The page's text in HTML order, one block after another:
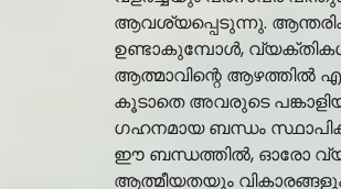
ആവശ്യപ്പെടുന്നു.
ഉണ്ടാകുമ്പോൾ,
ആത്മാവിന്റെ ആഴത്തിൽ
കൂടാതെ അവരുടെ
ഗഹനമായ ബന്ധം
ഈ ബന്ധത്തിൽ, ഓരോ
ആത്മീയതയും